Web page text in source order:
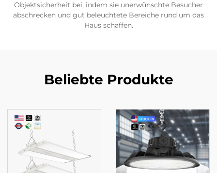
Objektsicherheit bei, indem sie unerwünschte Besucher
abschrecken und gut beleuchtete Bereiche rund um das
Haus schaffen.
Beliebte Produkte